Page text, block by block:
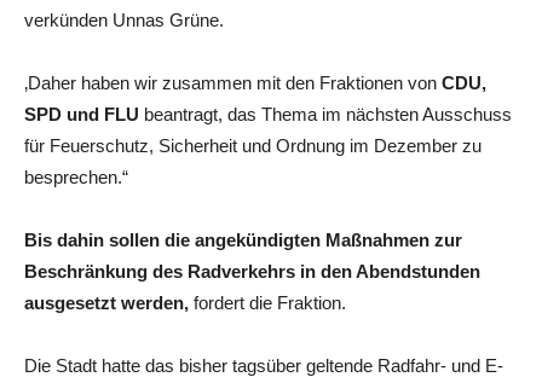
verkünden Unnas Grüne.
‚Daher haben wir zusammen mit den Fraktionen von CDU,
SPD und FLU beantragt, das Thema im nächsten Ausschuss
für Feuerschutz, Sicherheit und Ordnung im Dezember zu
besprechen.“
Bis dahin sollen die angekündigten Maßnahmen zur
Beschränkung des Radverkehrs in den Abendstunden
ausgesetzt werden, fordert die Fraktion.
Die Stadt hatte das bisher tagsüber geltende Radfahr- und E-